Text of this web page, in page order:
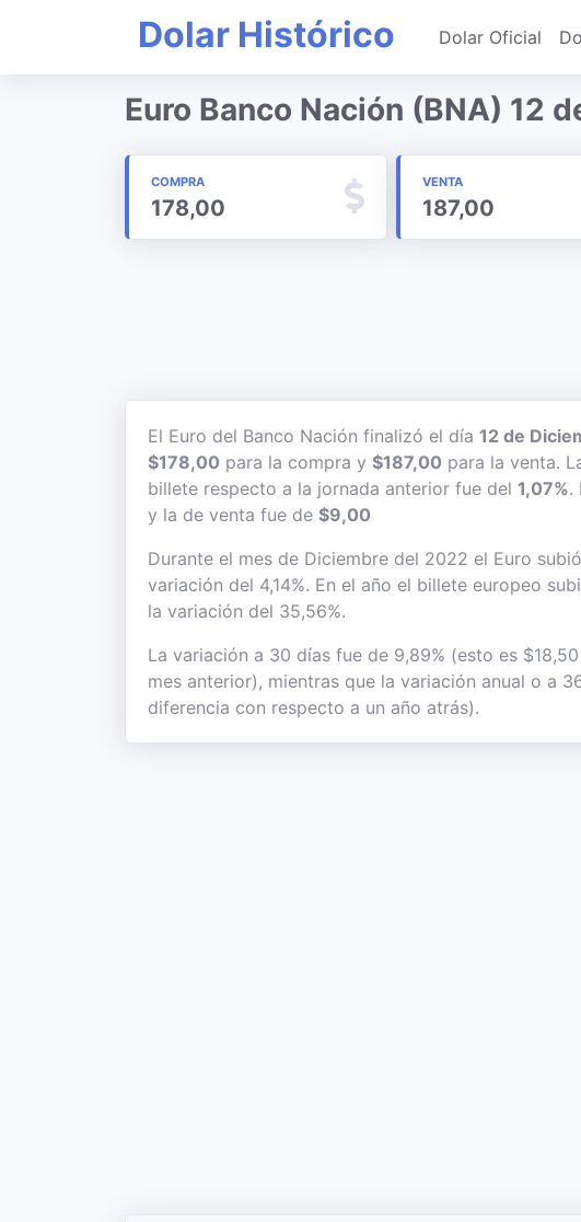
Dolar Histórico Dolar Oficial
Euro Banco Nación (BNA) 12
COMPRA
178,00
VENTA
187,00
El Euro del Banco Nación finalizó el día 12 de
$178,00 para la compra y $187,00 para la venta.
billete respecto a la jornada anterior fue del 1,07%.
y la de venta fue de $9,00
Durante el mes de Diciembre del 2022 el Euro
variación del 4,14%. En el año el billete europeo
la variación del 35,56%.
La variación a 30 días fue de 9,89% (esto es
mes anterior), mientras que la variación anual o a
diferencia con respecto a un año atrás).